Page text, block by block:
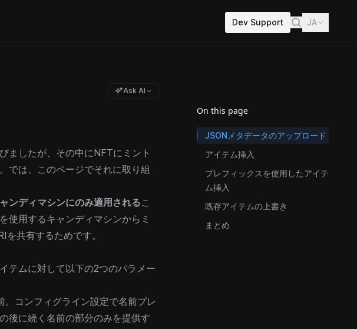
Dev Support JA
Ask AI
ましたが、その中にNFTにミント
では、このページでそれに取り組
ンディマシンにのみ適用されるこ
を使用するキャンディマシンからミ
共有するためです。
テムに対して以下の2つのパラメー
コンフィグライン設定で名前プレ
後に続く名前の部分のみを提供す
On this page
JSONメタデータのアップロード
アイテム挿入
プレフィックスを使用したアイテ
ム挿入
既存アイテムの上書き
まとめ